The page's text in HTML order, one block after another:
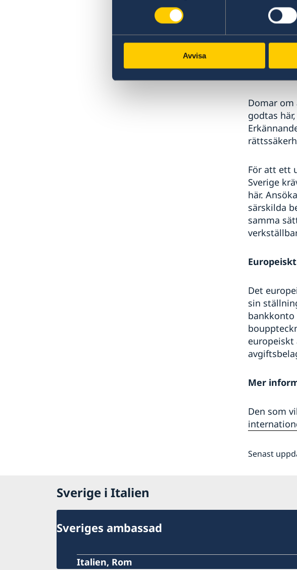
Avvisa
Det finns
ett annat
uppenbart
Domar om
godtas
För att ett
Sverige
här.
särskilda
samma
Det
sin
bankkonto
europeiskt
Mer
Den som
Senast
Sverige i Italien
Sveriges ambassad
Italien, Rom